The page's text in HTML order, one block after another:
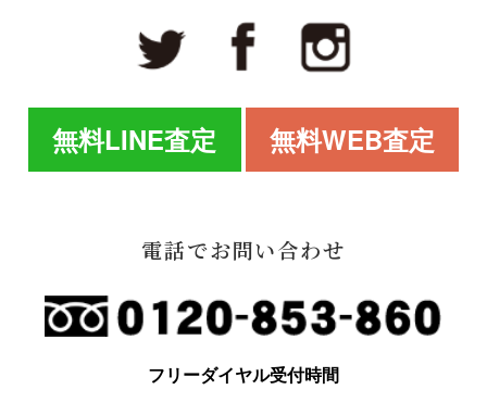
無料LINE査定 無料WEB査定
電話でお問い合わせ
フリーダイヤル受付時間